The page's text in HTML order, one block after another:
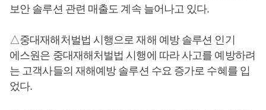
보안 솔루션 관련 매출도 계속 늘어나고 있다.
△중대재해처벌법 시행으로 재해 예방 솔루션 인기
에스원은 중대재해처벌법 시행에 따라 사고를 예방하려
는 고객사들의 재해예방 솔루션 수요 증가로 수혜를 입
었다.